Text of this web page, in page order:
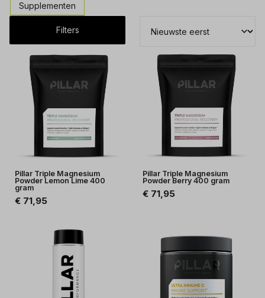
Supplementen
Filters
Pillar Triple Magnesium
Powder Lemon Lime 400
gram
€ 71,95
Pillar Triple Magnesium
Powder Berry 400 gram
€ 71,95